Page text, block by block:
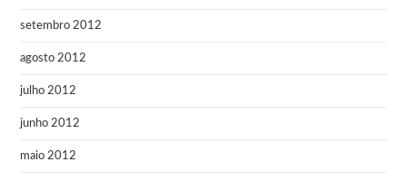
setembro 2012
agosto 2012
julho 2012
junho 2012
maio 2012